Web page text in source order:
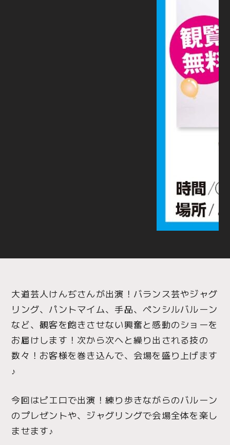
大道芸人けんぢさんが出演！バランス芸やジャグ
リング、パントマイム、手品、ペンシルバルーン
など、観客を飽きさせない興奮と感動のショーを
お届けします！次から次へと繰り出される技の
数々！お客様を巻き込んで、会場を盛り上げます
♪
今回はピエロで出演！練り歩きながらのバルーン
のプレゼントや、ジャグリングで会場全体を楽し
ませます♪